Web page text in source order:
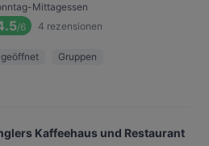
Mittagessen
/6 4 rezensionen
Gruppen
Kaffeehaus und Restaurant